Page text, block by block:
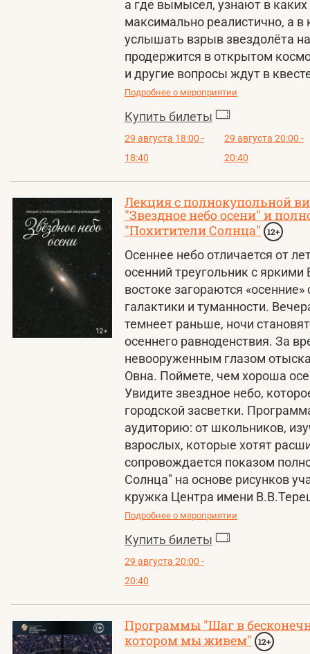
а где вымысел, узнают в
максимально реалистично, а
услышать взрыв звездолёта
продержится в открытом
и другие вопросы ждут в
Подробнее о мероприятии
Купить билеты
29 августа 18:00 -
18:40
29 августа 20:00 -
20:40
Лекция с полнокупольной
"Звездное небо осени" и
"Похитители Солнца"
12+
Осеннее небо отличается от
осенний треугольник с
востоке загораются
галактики и туманности.
темнеет раньше, ночи
осеннего равноденствия. За
невооруженным глазом
Овна. Поймете, чем хороша
Увидите звездное небо,
городской засветки.
аудиторию: от школьников,
взрослых, которые хотят
сопровождается показом
Солнца" на основе рисунков
кружка Центра имени
Подробнее о мероприятии
Купить билеты
29 августа 20:00 -
20:40
Программы "Шаг в
котором мы живем"
12+